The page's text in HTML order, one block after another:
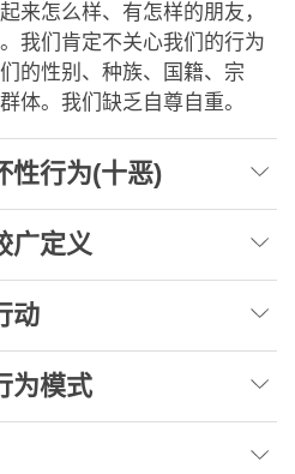
来怎么样、有怎样的朋友，
我们肯定不关心我们的行为
的性别、种族、国籍、宗
体。我们缺乏自尊自重。
性行为(十恶)
广定义
动
为模式